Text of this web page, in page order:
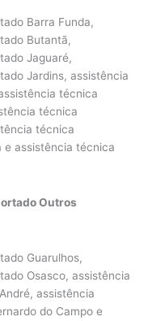
Barra Funda,
Butantã,
Jaguaré,
Jardins, assistência
técnica
técnica
técnica
e assistência técnica
Outros
Guarulhos,
Osasco, assistência
assistência
do Campo e